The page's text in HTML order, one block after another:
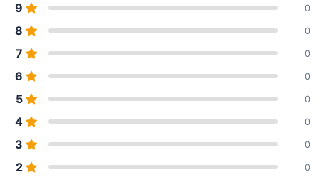
9 0
8 0
7 0
6 0
5 0
4 0
3 0
2 0